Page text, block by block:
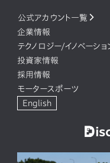
公式アカウント一覧
企業情報
テクノロジー/イノベーショ
投資家情報
採用情報
モータースポーツ
English